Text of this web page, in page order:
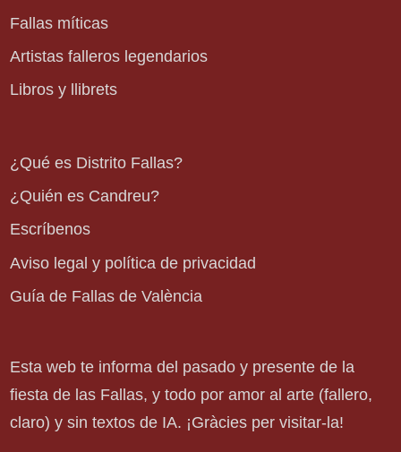
Fallas míticas
Artistas falleros legendarios
Libros y llibrets
¿Qué es Distrito Fallas?
¿Quién es Candreu?
Escríbenos
Aviso legal y política de privacidad
Guía de Fallas de València
Esta web te informa del pasado y presente de la
fiesta de las Fallas, y todo por amor al arte (fallero,
claro) y sin textos de IA. ¡Gràcies per visitar-la!